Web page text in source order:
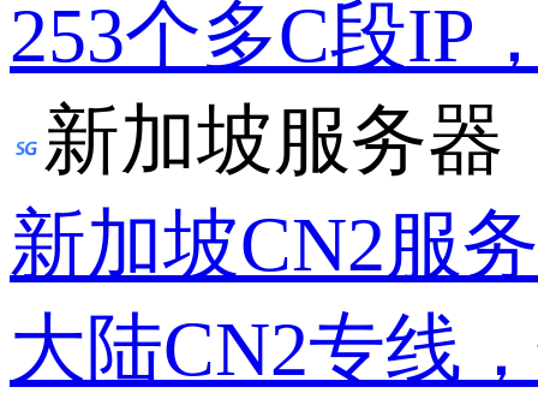
253个多C段IP
新加坡服务器
新加坡CN2服
大陆CN2专线